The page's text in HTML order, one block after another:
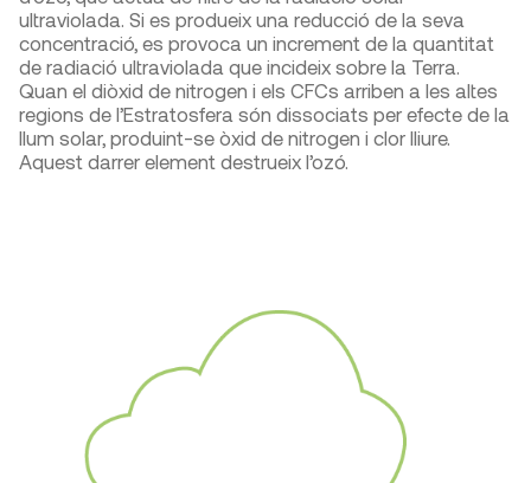
ultraviolada. Si es produeix una reducció de la seva
concentració, es provoca un increment de la quantitat
de radiació ultraviolada que incideix sobre la Terra.
Quan el diòxid de nitrogen i els CFCs arriben a les altes
regions de l’Estratosfera són dissociats per efecte de la
llum solar, produint-se òxid de nitrogen i clor lliure.
Aquest darrer element destrueix l’ozó.